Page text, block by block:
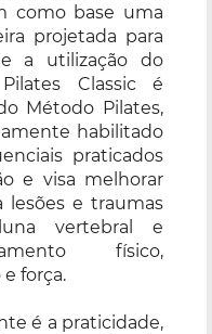
como base uma
projetada para
a utilização do
Classic é
Método Pilates,
habilitado
praticados
e visa melhorar
lesões e traumas
vertebral e
físico,
força.
é a praticidade,